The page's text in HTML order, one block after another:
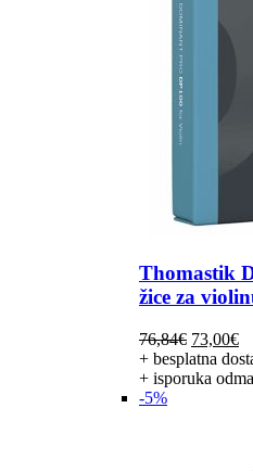
Thomastik
žice za
76,84€ Izvorna
cijena
bila
73,00€
je:
+ besplatna
+ isporuka
-5%